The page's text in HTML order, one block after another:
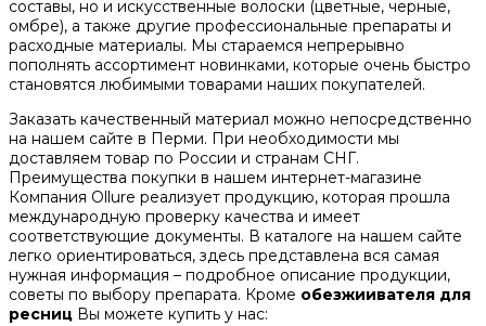
составы, но и искусственные волоски (цветные, черные,
омбре), а также другие профессиональные препараты и
расходные материалы. Мы стараемся непрерывно
пополнять ассортимент новинками, которые очень быстро
становятся любимыми товарами наших покупателей.
Заказать качественный материал можно непосредственно
на нашем сайте в Перми. При необходимости мы
доставляем товар по России и странам СНГ.
Преимущества покупки в нашем интернет-магазине
Компания Ollure реализует продукцию, которая прошла
международную проверку качества и имеет
соответствующие документы. В каталоге на нашем сайте
легко ориентироваться, здесь представлена вся самая
нужная информация – подробное описание продукции,
советы по выбору препарата. Кроме обезжиивателя для
ресниц Вы можете купить у нас: